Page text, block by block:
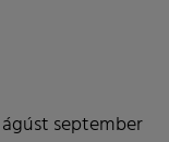
ágúst september